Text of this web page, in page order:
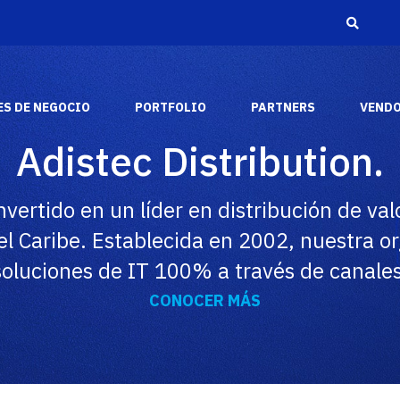
DE NEGOCIO
Adistec Media &
Adistec Media & Entertainment Business Unit
aporta nuestras capacidades comerciales y
tecnológicas para brindar soluciones de audio y
video a nuestros socios en todo el continente
americano.
SABER MAS
PORTFOLIO PARTNERS
Reconocimientos
A través de los años, hemos recibido varios
reconocimientos y premios de la industria de
los fabricantes más respetados del mercado.
SABER MÁS
Adistec Distribution.
en un líder en distribución de
Caribe. Establecida en 2002, nuestra
de IT 100% a través de
CONOCER MÁS